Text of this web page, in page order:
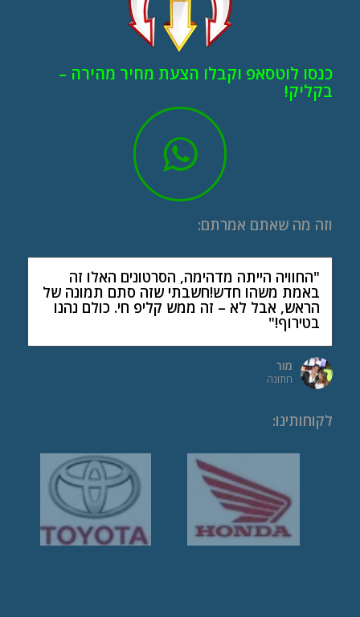
כנסו לוטסאפ וקבלו הצעת מחיר מהירה –
בקליק!
וזה מה שאתם אמרתם:
"החוויה הייתה מדהימה, הסרטונים האלו זה
באמת משהו חדש!חשבתי שזה סתם תמונה של
הראש, אבל לא – זה ממש קליפ חי. כולם נהנו
בטירוף!"
מור
חתונה
לקוחותינו: